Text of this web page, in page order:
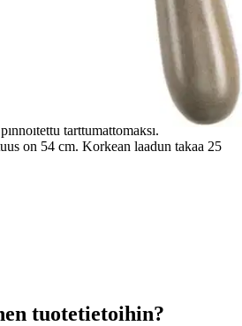
FSC® 100 % soveltuvat siistiin
leikkaamiseen. Vahvojen, aaltomaisiksi
muotoiltujen puisten kahvojen
miellyttävää. Kestävien pensassaksien
puuta. Integroitu oksaleikkuri tehostaa
tarttumattomaksi.
on 54 cm. Korkean laadun takaa 25
tuotetietoihin?